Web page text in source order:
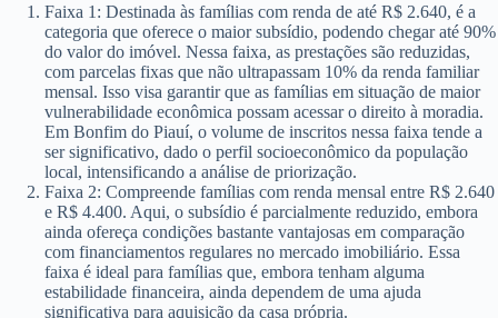
Faixa 1: Destinada às famílias com renda de até R$ 2.640, é a
categoria que oferece o maior subsídio, podendo chegar até 90%
do valor do imóvel. Nessa faixa, as prestações são reduzidas,
com parcelas fixas que não ultrapassam 10% da renda familiar
mensal. Isso visa garantir que as famílias em situação de maior
vulnerabilidade econômica possam acessar o direito à moradia.
Em Bonfim do Piauí, o volume de inscritos nessa faixa tende a
ser significativo, dado o perfil socioeconômico da população
local, intensificando a análise de priorização.
Faixa 2: Compreende famílias com renda mensal entre R$ 2.640
e R$ 4.400. Aqui, o subsídio é parcialmente reduzido, embora
ainda ofereça condições bastante vantajosas em comparação
com financiamentos regulares no mercado imobiliário. Essa
faixa é ideal para famílias que, embora tenham alguma
estabilidade financeira, ainda dependem de uma ajuda
significativa para aquisição da casa própria.